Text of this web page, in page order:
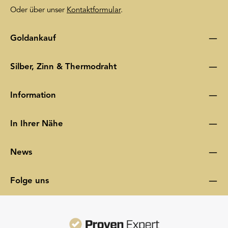
Oder über unser Kontaktformular.
Goldankauf
Silber, Zinn & Thermodraht
Information
In Ihrer Nähe
News
Folge uns